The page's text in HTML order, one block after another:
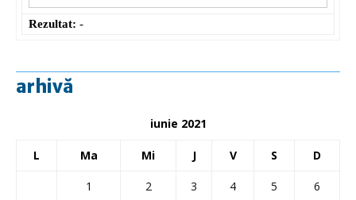
Rezultat: -
arhivă
iunie 2021
L Ma Mi J V S D
1 2 3 4 5
6